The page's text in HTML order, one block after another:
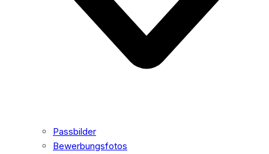
Passbilder
Bewerbungsfotos